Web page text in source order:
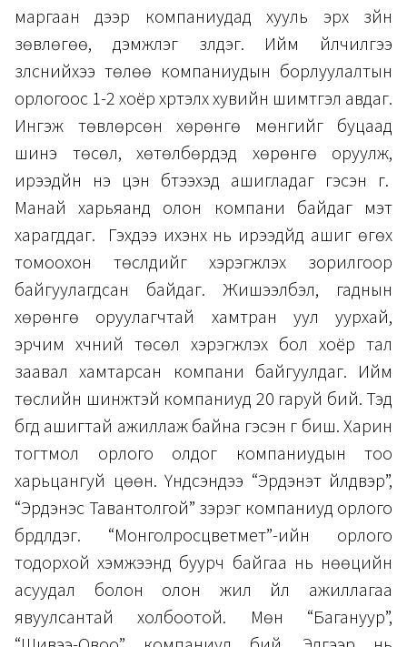
маргаан дээр компаниудад хууль эрх зүйн
зөвлөгөө, дэмжлэг үзүүлдэг. Ийм үйлчилгээ
үзүүлснийхээ төлөө компаниудын борлуулалтын
орлогоос 1-2 хоёр хүртэлх хувийн шимтгэл авдаг.
Ингэж төвлөрсөн хөрөнгө мөнгийг буцаад
шинэ төсөл, хөтөлбөрүүдэд хөрөнгө оруулж,
ирээдүйн үнэ цэн бүтээхэд ашигладаг гэсэн үг.
Манай харьяанд олон компани байдаг мэт
харагддаг. Гэхдээ ихэнх нь ирээдүйд ашиг өгөх
томоохон төслүүдийг хэрэгжүүлэх зорилгоор
байгуулагдсан байдаг. Жишээлбэл, гаднын
хөрөнгө оруулагчтай хамтран уул уурхай,
эрчим хүчний төсөл хэрэгжүүлэх бол хоёр тал
заавал хамтарсан компани байгуулдаг. Ийм
төслийн шинжтэй компаниуд 20 гаруй бий. Тэд
бүгд ашигтай ажиллаж байна гэсэн үг биш. Харин
тогтмол орлого олдог компаниудын тоо
харьцангуй цөөн. Үндсэндээ “Эрдэнэт үйлдвэр”,
“Эрдэнэс Тавантолгой” зэрэг компаниуд орлого
бүрдүүлдэг. “Монголросцветмет”-ийн орлого
тодорхой хэмжээнд буурч байгаа нь нөөцийн
асуудал болон олон жил үйл ажиллагаа
явуулсантай холбоотой. Мөн “Багануур”,